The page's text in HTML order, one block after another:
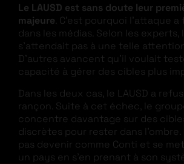
Le LAUSD est sans doute leur
majeure. C’est pourquoi l’attaque
dans les médias. Selon les experts,
s’attendait pas à une telle
D’autres avancent qu’il voulait
capacité à gérer des cibles plus
Dans les deux cas, le LAUSD a
rançon. Suite à cet échec, le
concentre davantage sur des
discrètes pour rester dans
pas devenir comme Conti et se
un pays en s’en prenant à son